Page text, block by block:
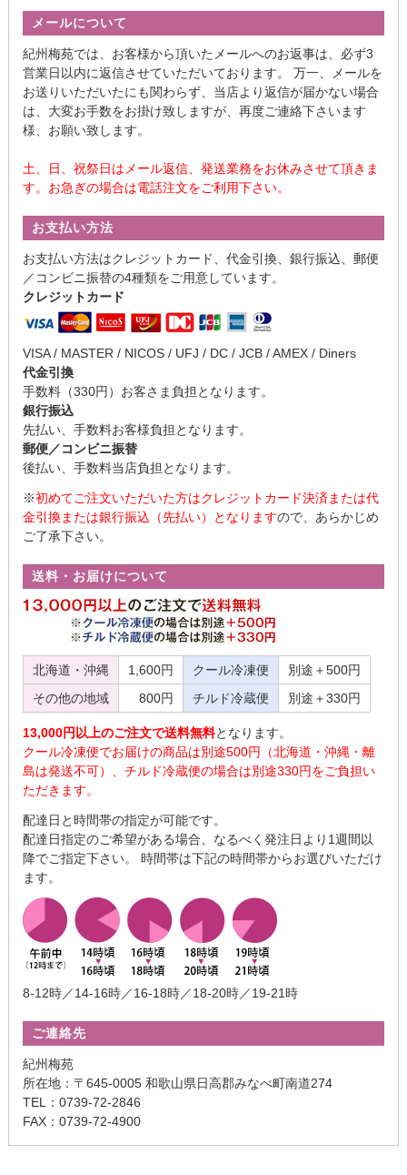
メールについて
紀州梅苑では、お客様から頂いたメールへのお返事は、必ず3
営業日以内に返信させていただいております。 万一、メールを
お送りいただいたにも関わらず、当店より返信が届かない場合
は、大変お手数をお掛け致しますが、再度ご連絡下さいます
様、お願い致します。
土、日、祝祭日はメール返信、発送業務をお休みさせて頂きま
す。お急ぎの場合は電話注文をご利用下さい。
お支払い方法
お支払い方法はクレジットカード、代金引換、銀行振込、郵便
／コンビニ振替の4種類をご用意しています。
クレジットカード
VISA / MASTER / NICOS / UFJ / DC / JCB / AMEX / Diners
代金引換
手数料（330円）お客さま負担となります。
銀行振込
先払い、手数料お客様負担となります。
郵便／コンビニ振替
後払い、手数料当店負担となります。
※初めてご注文いただいた方はクレジットカード決済または代
金引換または銀行振込（先払い）となりますので、あらかじめ
ご了承下さい。
送料・お届けについて
北海道・沖縄 1,600円 クール冷凍便
別途＋500円
その他の地域
800円 チルド冷蔵便 別途＋330円
13,000円以上のご注文で送料無料となります。
クール冷凍便でお届けの商品は別途500円（北海道・沖縄・離
島は発送不可）、チルド冷蔵便の場合は別途330円をご負担い
ただきます。
配達日と時間帯の指定が可能です。
配達日指定のご希望がある場合、なるべく発注日より1週間以
降でご指定下さい。 時間帯は下記の時間帯からお選びいただけ
ます。
8-12時／14-16時／16-18時／18-20時／19-21時
ご連絡先
紀州梅苑
所在地：〒645-0005 和歌山県日高郡みなべ町南道274
TEL：0739-72-2846
FAX：0739-72-4900